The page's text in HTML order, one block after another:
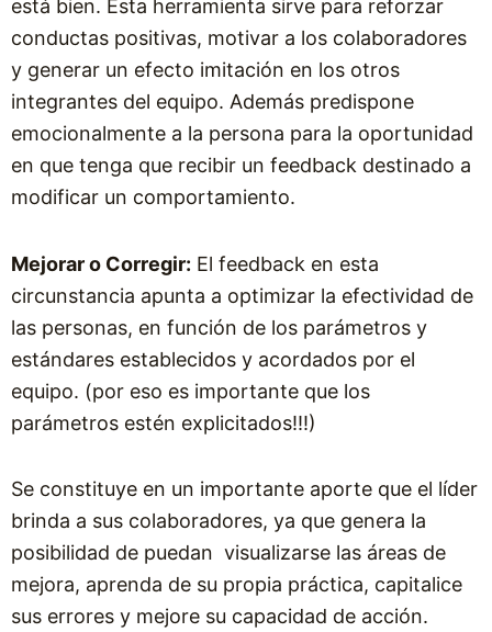
está bien. Esta herramienta sirve para reforzar
conductas positivas, motivar a los colaboradores
y generar un efecto imitación en los otros
integrantes del equipo. Además predispone
emocionalmente a la persona para la oportunidad
en que tenga que recibir un feedback destinado a
modificar un comportamiento.
Mejorar o Corregir: El feedback en esta
circunstancia apunta a optimizar la efectividad de
las personas, en función de los parámetros y
estándares establecidos y acordados por el
equipo. (por eso es importante que los
parámetros estén explicitados!!!)
Se constituye en un importante aporte que el líder
brinda a sus colaboradores, ya que genera la
posibilidad de puedan visualizarse las áreas de
mejora, aprenda de su propia práctica, capitalice
sus errores y mejore su capacidad de acción.